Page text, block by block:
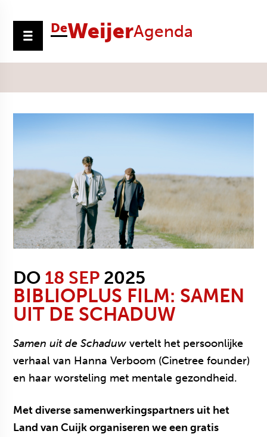
DeWeijerAgenda
DO 18 SEP 2025
BIBLIOPLUS FILM: SAMEN
UIT DE SCHADUW
Samen uit de Schaduw vertelt het persoonlijke
verhaal van Hanna Verboom (Cinetree founder)
en haar worsteling met mentale gezondheid.
Met diverse samenwerkingspartners uit het
Land van Cuijk organiseren we een gratis